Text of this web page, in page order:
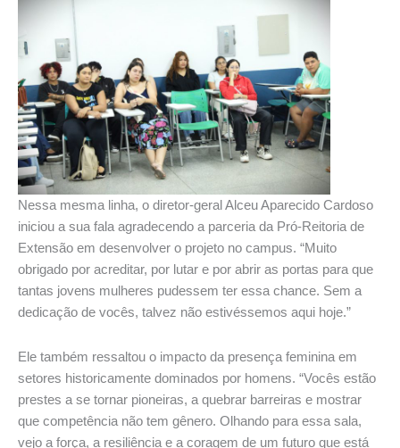
Nessa mesma linha, o diretor-geral Alceu Aparecido Cardoso
iniciou a sua fala agradecendo a parceria da Pró-Reitoria de
Extensão em desenvolver o projeto no campus. “Muito
obrigado por acreditar, por lutar e por abrir as portas para que
tantas jovens mulheres pudessem ter essa chance. Sem a
dedicação de vocês, talvez não estivéssemos aqui hoje.”
Ele também ressaltou o impacto da presença feminina em
setores historicamente dominados por homens. “Vocês estão
prestes a se tornar pioneiras, a quebrar barreiras e mostrar
que competência não tem gênero. Olhando para essa sala,
vejo a força, a resiliência e a coragem de um futuro que está